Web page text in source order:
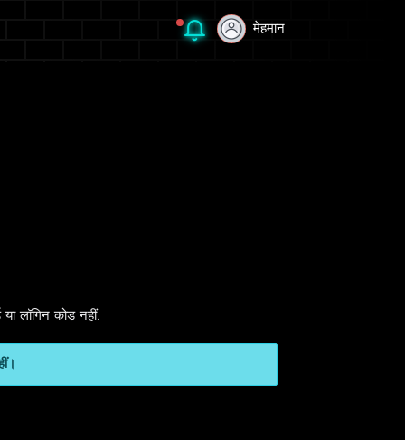
मेहमान
मेहमान
लॉगिन कोड नहीं.